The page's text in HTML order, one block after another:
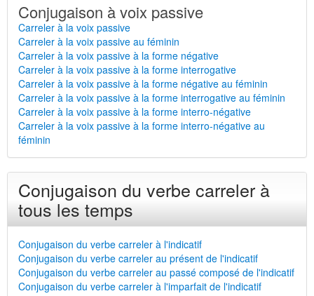
Conjugaison à voix passive
Carreler à la voix passive
Carreler à la voix passive au féminin
Carreler à la voix passive à la forme négative
Carreler à la voix passive à la forme interrogative
Carreler à la voix passive à la forme négative au féminin
Carreler à la voix passive à la forme interrogative au féminin
Carreler à la voix passive à la forme interro-négative
Carreler à la voix passive à la forme interro-négative au
féminin
Conjugaison du verbe carreler à
tous les temps
Conjugaison du verbe carreler à l'indicatif
Conjugaison du verbe carreler au présent de l'indicatif
Conjugaison du verbe carreler au passé composé de l'indicatif
Conjugaison du verbe carreler à l'imparfait de l'indicatif